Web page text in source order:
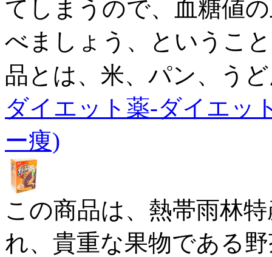
てしまうので、血糖値
べましょう、というこ
品とは、米、パン、う
ダイエット薬-ダイエッ
ー痩)
この商品は、熱帯雨林
れ、貴重な果物である